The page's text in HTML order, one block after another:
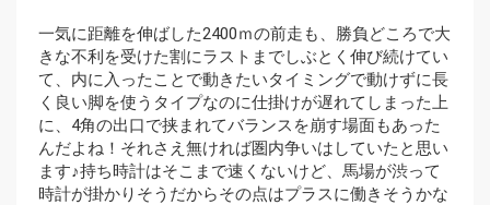
一気に距離を伸ばした2400ｍの前走も、勝負どころで大
きな不利を受けた割にラストまでしぶとく伸び続けてい
て、内に入ったことで動きたいタイミングで動けずに長
く良い脚を使うタイプなのに仕掛けが遅れてしまった上
に、4角の出口で挟まれてバランスを崩す場面もあった
んだよね！それさえ無ければ圏内争いはしていたと思い
ます♪持ち時計はそこまで速くないけど、馬場が渋って
時計が掛かりそうだからその点はプラスに働きそうかな